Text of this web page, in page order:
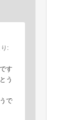
り:
す
う
で